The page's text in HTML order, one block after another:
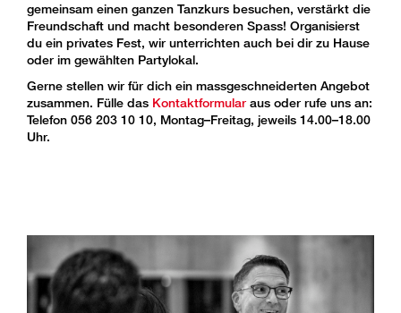
gemeinsam einen ganzen Tanzkurs besuchen, verstärkt die
Freundschaft und macht besonderen Spass! Organisierst
du ein privates Fest, wir unterrichten auch bei dir zu Hause
oder im gewählten Partylokal.
Gerne stellen wir für dich ein massgeschneiderten Angebot
zusammen. Fülle das Kontaktformular aus oder rufe uns an:
Telefon 056 203 10 10, Montag–Freitag, jeweils 14.00–18.00
Uhr.